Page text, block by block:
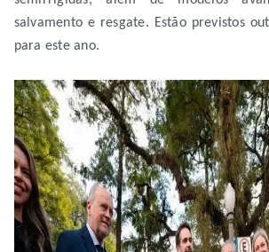
salvamento e resgate. Estão previstos
para este ano.